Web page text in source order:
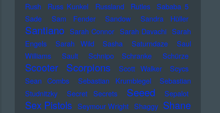
Rush
Russ Kunkel Russland Rutles
Sababa 5
Sade
Sam Fender Sandow Sandra Hüller
Santiano Sarah Connor Sarah Davachi Sarah
Engels
Sarah Wild Sasha Saturndaze
Saul
Williams
Sault Schnipo Schranke Schürze
Scooter Scorpions Scott Walker
Scycs
Sean Combs
Sebastian Krumbiegel
Sebastian
Studnitzky
Secret Secrets Seeed Sepalot
Sex Pistols Seymour Wright Shaggy Shane